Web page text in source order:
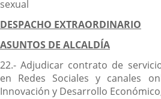
sexual
DESPACHO EXTRAORDINARIO
ASUNTOS DE ALCALDÍA
22.- Adjudicar contrato de
en Redes Sociales y canales
Innovación y Desarrollo